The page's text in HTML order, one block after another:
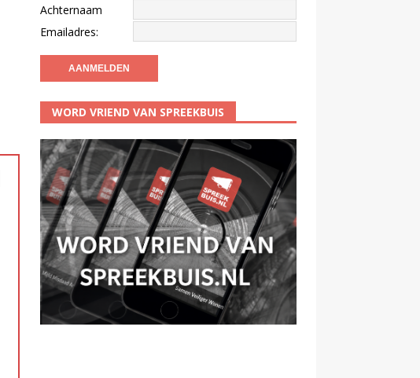
Achternaam
Emailadres:
WORD VRIEND VAN SPREEKBUIS